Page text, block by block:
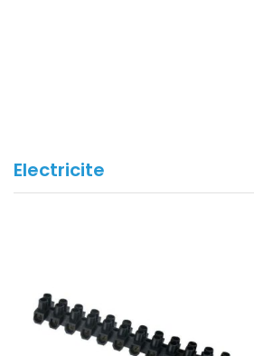
Electricite